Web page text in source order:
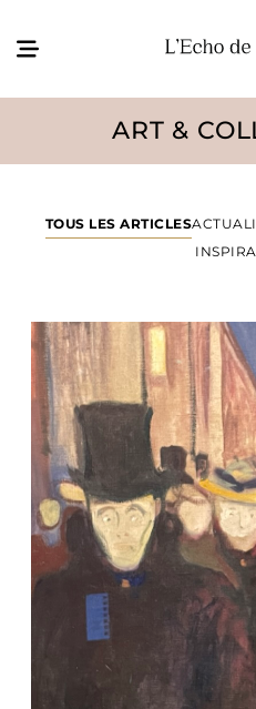
ART &
TOUS LES ARTICLES